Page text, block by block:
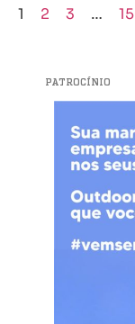
1 2 3 … 15
PATROCÍNIO